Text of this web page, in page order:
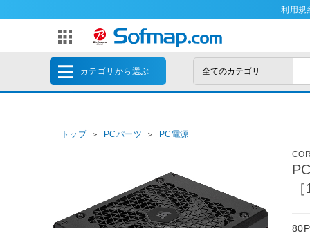
利用規
カテゴリから選ぶ
トップ ＞ PCパーツ ＞ PC電源